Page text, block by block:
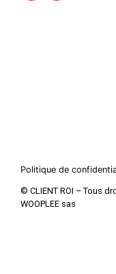
Politique de
© CLIENT ROI – Tous
WOOPLEE sas